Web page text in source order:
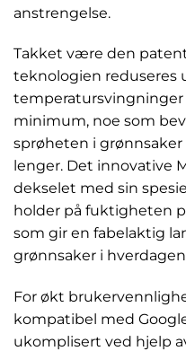
anstrengelse.
Takket være den
teknologien reduseres
minimum, noe som
sprøheten i
lenger. Det innovative
dekselet med sin
holder på fuktigheten
som gir en fabelaktig
grønnsaker i
For økt
kompatibel med
ukomplisert ved hjelp